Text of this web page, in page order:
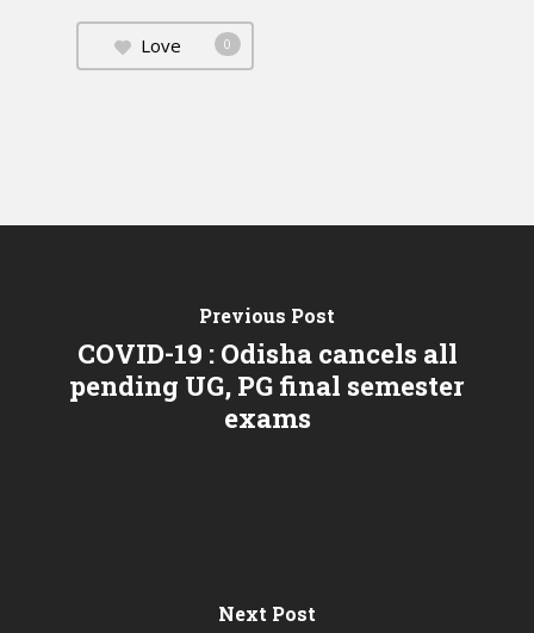
Love 0
Previous Post
COVID-19 : Odisha cancels all
pending UG, PG final semester
exams
Next Post